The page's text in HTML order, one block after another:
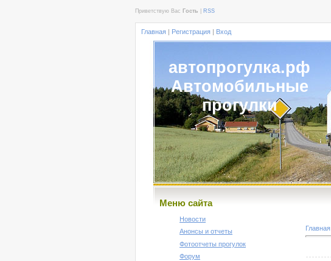
Приветствую Вас Гость RSS
Главная | Регистрация | Вход
автопрогулка.рф
Автомобильные
прогулки
Меню сайта
Новости
Анонсы и отчеты
Фотоотчеты прогулок
Форум
Главная